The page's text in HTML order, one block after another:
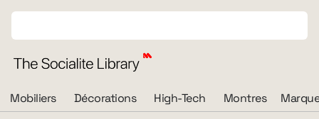
Mobiliers Décorations High-Tech Montres